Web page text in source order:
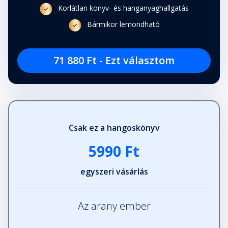
Fejezet hossza: 00:19:47
Fejezet hossza: 00:36:30
Fejezet hossza: 01:02:05
Fejezet hossza: 00:14:02
Ki jön?
Fejezet hossza: 00:08:01
Korlátlan könyv- és hanganyaghallgatás
Bármikor lemondható
71 880 Ft - Ezt választom
Csak ez a hangoskönyv
5990 Ft
egyszeri vásárlás
Az arany ember